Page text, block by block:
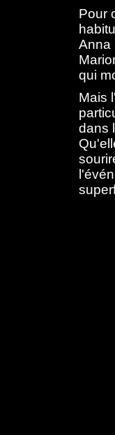
Pour
Anna
qui
Mais
dans